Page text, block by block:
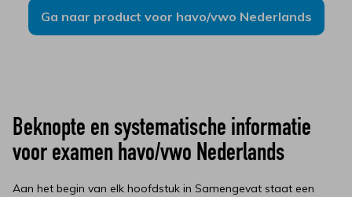
Ga naar product voor havo/vwo Nederlands
Beknopte en systematische informatie
voor examen havo/vwo Nederlands
Aan het begin van elk hoofdstuk in Samengevat staat een